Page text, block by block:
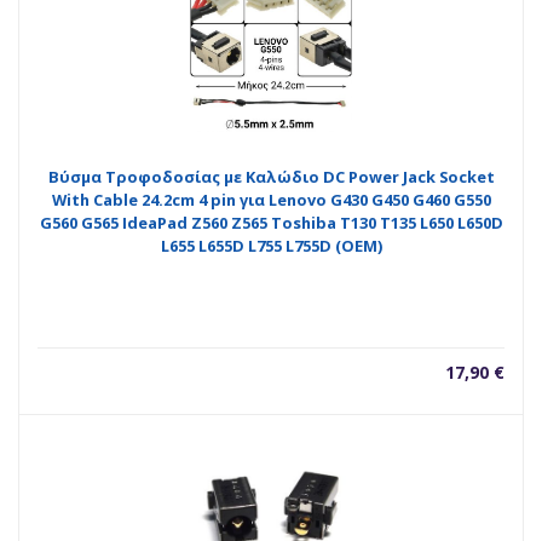
Βύσμα Τροφοδοσίας με Καλώδιο DC Power Jack Socket
With Cable 24.2cm 4 pin για Lenovo G430 G450 G460 G550
G560 G565 IdeaPad Z560 Z565 Toshiba T130 T135 L650 L650D
L655 L655D L755 L755D (OEM)
17,90 €